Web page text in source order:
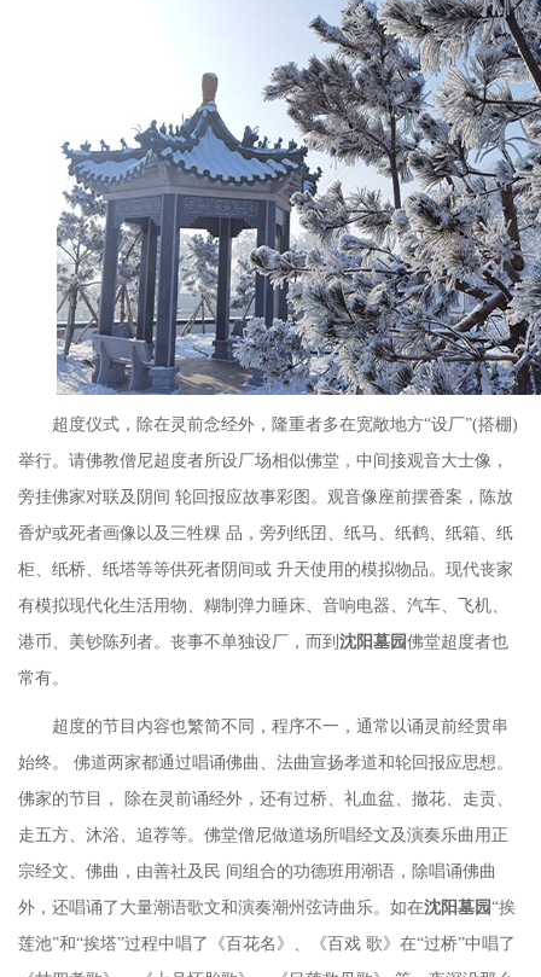
超度仪式，除在灵前念经外，隆重者多在宽敞地方“设厂”(搭棚)
举行。请佛教僧尼超度者所设厂场相似佛堂，中间接观音大士像，
旁挂佛家对联及阴间 轮回报应故事彩图。观音像座前摆香案，陈放
香炉或死者画像以及三牲粿 品，旁列纸囝、纸马、纸鹤、纸箱、纸
柜、纸桥、纸塔等等供死者阴间或 升天使用的模拟物品。现代丧家
有模拟现代化生活用物、糊制弹力睡床、音响电器、汽车、飞机、
港币、美钞陈列者。丧事不单独设厂，而到 沈阳墓园佛堂超度者也
常有。
超度的节目内容也繁简不同，程序不一，通常以诵灵前经贯串
始终。
佛道两家都通过唱诵佛曲、法曲宣扬孝道和轮回报应思想。
佛家的节目，
除在灵前诵经外，还有过桥、礼血盆、撤花、走贡、
走五方、沐浴、追荐等。佛堂僧尼做道场所唱经文及演奏乐曲用正
宗经文、佛曲，由善社及民 间组合的功德班用潮语，除唱诵佛曲
外，还唱诵了大量潮语歌文和演奏潮州弦诗曲乐。如在沈阳墓园“挨
莲池”和“挨塔”过程中唱了《百花名》、《百戏 歌》在“过桥”中唱了